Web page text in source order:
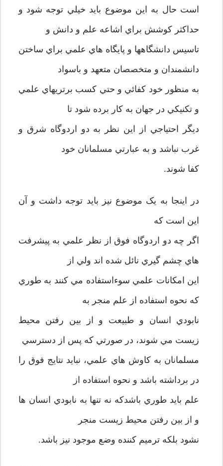
است حال به اين موضوع بايد خيلي توجه شود و
حداکثر کوشش براي اشاعه علم و دانش و
تاسيس دانشگاهها و پايگاه هاي علمي براي ساختن
دانشمندان و متخصصان متعهد و باسواد
به منظور خود کفائي و حتي کسب برتريهاي علمي
و تکنيکي در جهان به کار برده شود تا
ديگر احتياجي از اين نظر به دو اردوگاه شرق و
غرب نباشد و به عبارتي مسلمانان خود
کفا شوند.
در اينجا به يک موضوع نيز بايد توجه داشت و آن
اين است که
اگر چه دو اردوگاه فوق از نظر علمي به پيشرفت
هاي چشم گيري نائل شده اند ولي از
اين امکانات علمي سوءاستفاده مي کنند به طوري
که نحوه استفاده از علم منجر به
نابودي انسان و طبيعت و از بين رفتن محيط
زيست مي شوند، در صورتي که پس از دسترسي
مسلمانان به کاوش هاي علمي، نبايد نتايج فوق را
در برداشته باشد و نحوه استفاده از
علم بايد طوري باشدکه نه تنها به نابودي انسان ها
و از بين رفتن محيط زيست منجر
نشود بلکه ترميم کننده وضع موجود نيز باشد.